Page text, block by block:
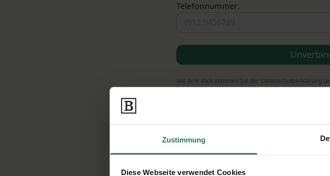
Zustimmung
Diese Webseite verwendet Cookies
Telefonnummer:
Mit dem Klick stimmen Sie der Datenschutzerklärung
Bestattungen.de zu und willigen in die